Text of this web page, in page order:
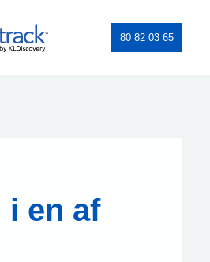
80 82 03 65
i en af